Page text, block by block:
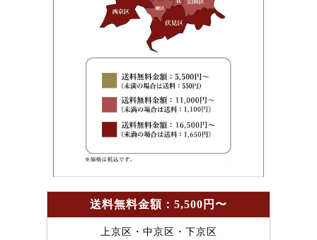
送料無料金額：5,500円〜
上京区・中京区・下京区